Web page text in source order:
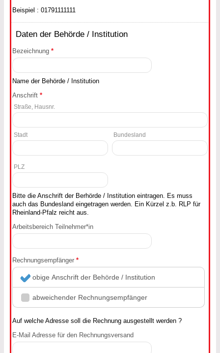
Beispiel : 01791111111
Daten der Behörde / Institution
Bezeichnung *
Name der Behörde / Institution
Anschrift *
Straße, Hausnr.
Stadt Bundesland
PLZ
Bitte die Anschrift der Berhörde / Institution eintragen. Es muss
auch das Bundesland eingetragen werden. Ein Kürzel z.b. RLP für
Rheinland-Pfalz reicht aus.
Arbeitsbereich Teilnehmer*in
Rechnungsempfänger *
obige Anschrift der Behörde / Institution
abweichender Rechnungsempfänger
Auf welche Adresse soll die Rechnung ausgestellt werden ?
E-Mail Adresse für den Rechnungsversand